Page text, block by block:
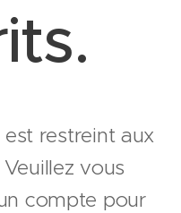
restreint aux
vous
compte pour